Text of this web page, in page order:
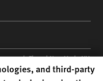
34th Floor | New York,NY
and third-party